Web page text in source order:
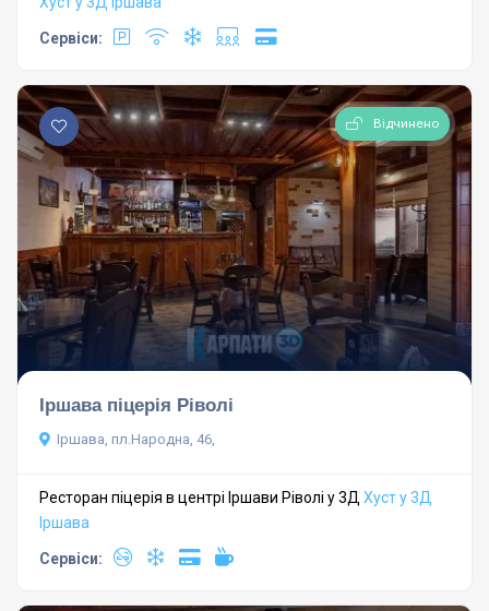
Сервіси:
Відчинено
Іршава піцерія Ріволі
Іршава, пл.Народна, 46,
Ресторан піцерія в центрі Іршави Ріволі у 3Д Хуст у 3Д
Іршава
Сервіси: